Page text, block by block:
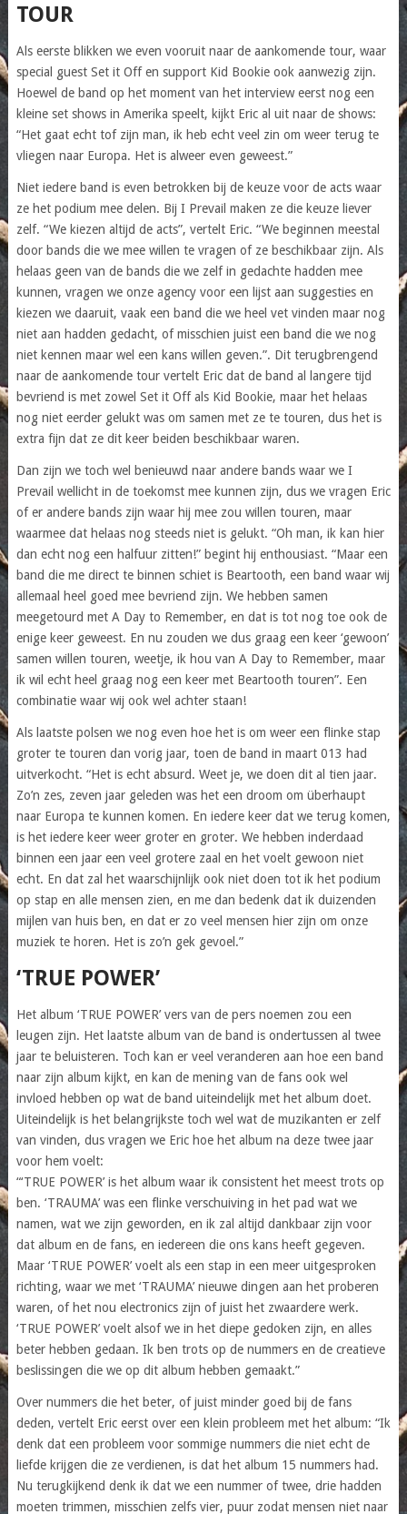
TOUR
Als eerste blikken we even vooruit naar de aankomende tour, waar
special guest Set it Off en support Kid Bookie ook aanwezig zijn.
Hoewel de band op het moment van het interview eerst nog een
kleine set shows in Amerika speelt, kijkt Eric al uit naar de shows:
“Het gaat echt tof zijn man, ik heb echt veel zin om weer terug te
vliegen naar Europa. Het is alweer even geweest.”
Niet iedere band is even betrokken bij de keuze voor de acts waar
ze het podium mee delen. Bij I Prevail maken ze die keuze liever
zelf. “We kiezen altijd de acts”, vertelt Eric. “We beginnen meestal
door bands die we mee willen te vragen of ze beschikbaar zijn. Als
helaas geen van de bands die we zelf in gedachte hadden mee
kunnen, vragen we onze agency voor een lijst aan suggesties en
kiezen we daaruit, vaak een band die we heel vet vinden maar nog
niet aan hadden gedacht, of misschien juist een band die we nog
niet kennen maar wel een kans willen geven.”. Dit terugbrengend
naar de aankomende tour vertelt Eric dat de band al langere tijd
bevriend is met zowel Set it Off als Kid Bookie, maar het helaas
nog niet eerder gelukt was om samen met ze te touren, dus het is
extra fijn dat ze dit keer beiden beschikbaar waren.
Dan zijn we toch wel benieuwd naar andere bands waar we I
Prevail wellicht in de toekomst mee kunnen zijn, dus we vragen Eric
of er andere bands zijn waar hij mee zou willen touren, maar
waarmee dat helaas nog steeds niet is gelukt. “Oh man, ik kan hier
dan echt nog een halfuur zitten!” begint hij enthousiast. “Maar een
band die me direct te binnen schiet is Beartooth, een band waar wij
allemaal heel goed mee bevriend zijn. We hebben samen
meegetourd met A Day to Remember, en dat is tot nog toe ook de
enige keer geweest. En nu zouden we dus graag een keer ‘gewoon’
samen willen touren, weetje, ik hou van A Day to Remember, maar
ik wil echt heel graag nog een keer met Beartooth touren”. Een
combinatie waar wij ook wel achter staan!
Als laatste polsen we nog even hoe het is om weer een flinke stap
groter te touren dan vorig jaar, toen de band in maart 013 had
uitverkocht. “Het is echt absurd. Weet je, we doen dit al tien jaar.
Zo’n zes, zeven jaar geleden was het een droom om überhaupt
naar Europa te kunnen komen. En iedere keer dat we terug komen,
is het iedere keer weer groter en groter. We hebben inderdaad
binnen een jaar een veel grotere zaal en het voelt gewoon niet
echt. En dat zal het waarschijnlijk ook niet doen tot ik het podium
op stap en alle mensen zien, en me dan bedenk dat ik duizenden
mijlen van huis ben, en dat er zo veel mensen hier zijn om onze
muziek te horen. Het is zo’n gek gevoel.”
‘TRUE POWER’
Het album ‘TRUE POWER’ vers van de pers noemen zou een
leugen zijn. Het laatste album van de band is ondertussen al twee
jaar te beluisteren. Toch kan er veel veranderen aan hoe een band
naar zijn album kijkt, en kan de mening van de fans ook wel
invloed hebben op wat de band uiteindelijk met het album doet.
Uiteindelijk is het belangrijkste toch wel wat de muzikanten er zelf
van vinden, dus vragen we Eric hoe het album na deze twee jaar
voor hem voelt:
“‘TRUE POWER’ is het album waar ik consistent het meest trots op
ben. ‘TRAUMA’ was een flinke verschuiving in het pad wat we
namen, wat we zijn geworden, en ik zal altijd dankbaar zijn voor
dat album en de fans, en iedereen die ons kans heeft gegeven.
Maar ‘TRUE POWER’ voelt als een stap in een meer uitgesproken
richting, waar we met ‘TRAUMA’ nieuwe dingen aan het proberen
waren, of het nou electronics zijn of juist het zwaardere werk.
‘TRUE POWER’ voelt alsof we in het diepe gedoken zijn, en alles
beter hebben gedaan. Ik ben trots op de nummers en de creatieve
beslissingen die we op dit album hebben gemaakt.”
Over nummers die het beter, of juist minder goed bij de fans
deden, vertelt Eric eerst over een klein probleem met het album: “Ik
denk dat een probleem voor sommige nummers die niet echt de
liefde krijgen die ze verdienen, is dat het album 15 nummers had.
Nu terugkijkend denk ik dat we een nummer of twee, drie hadden
moeten trimmen, misschien zelfs vier, puur zodat mensen niet naar